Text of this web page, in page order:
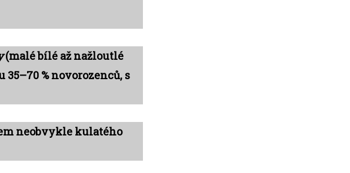
(malé bílé až nažloutlé
% novorozenců, s
neobvykle kulatého